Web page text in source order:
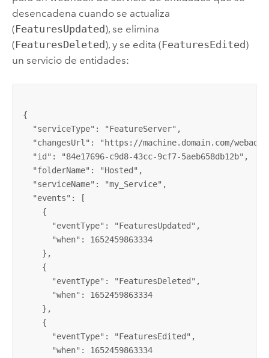
desencadena cuando se actualiza
(FeaturesUpdated), se elimina
(FeaturesDeleted), y se edita (FeaturesEdited)
un servicio de entidades:
{
  "serviceType": "FeatureServer",
"changesUrl": "https://machine.domain.com/
  "id": "84e17696-c9d8-43cc-9cf7-5aeb658db12b",
  "folderName": "Hosted",
  "serviceName": "my_Service",
  "events": [
    {
      "eventType": "FeaturesUpdated",
      "when": 1652459863334
    },
    {
      "eventType": "FeaturesDeleted",
      "when": 1652459863334
    },
    {
      "eventType": "FeaturesEdited",
      "when": 1652459863334